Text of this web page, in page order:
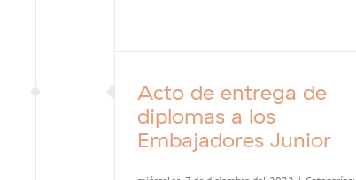
Acto de entrega de
diplomas a los
Embajadores Junior